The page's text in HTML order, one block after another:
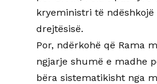
kryeministri të
drejtësisë.
Por, ndërkohë që Rama
ngjarje shumë e madhe
bëra sistematikisht nga